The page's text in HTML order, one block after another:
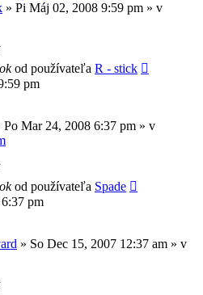
» Pi Máj 02, 2008 9:59 pm » v
od používateľa R - stick
pm
Po Mar 24, 2008 6:37 pm » v
od používateľa Spade
pm
» So Dec 15, 2007 12:37 am » v